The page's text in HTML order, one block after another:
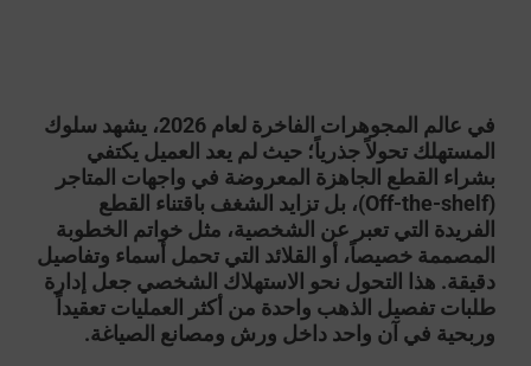
في عالم المجوهرات الفاخرة لعام 2026، يشهد سلوك
المستهلك تحولاً جذرياً؛ حيث لم يعد العميل يكتفي
بشراء القطع الجاهزة المعروضة في واجهات المتاجر
(Off-the-shelf)، بل تزايد الشغف باقتناء القطع
الفريدة التي تعبر عن الشخصية، مثل خواتم الخطوبة
المصممة خصيصاً، أو القلائد التي تحمل أسماء وتفاصيل
دقيقة. هذا التحول نحو الاستهلاك الشخصي جعل إدارة
طلبات تفصيل الذهب واحدة من أكثر العمليات تعقيداً
وربحية في آن واحد داخل ورش ومصانع الصياغة.